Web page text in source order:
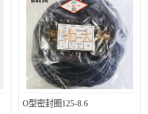
O型密封圈125-8.6